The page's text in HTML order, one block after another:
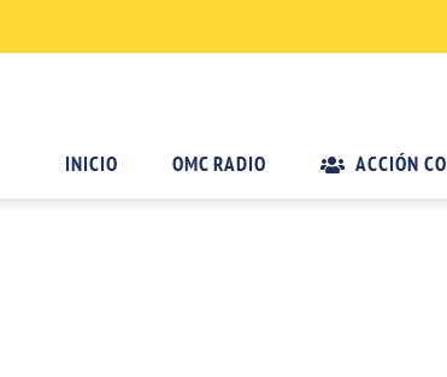
INICIO OMC RADIO ACCIÓN